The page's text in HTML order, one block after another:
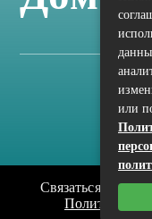
Связаться с
Политика
или